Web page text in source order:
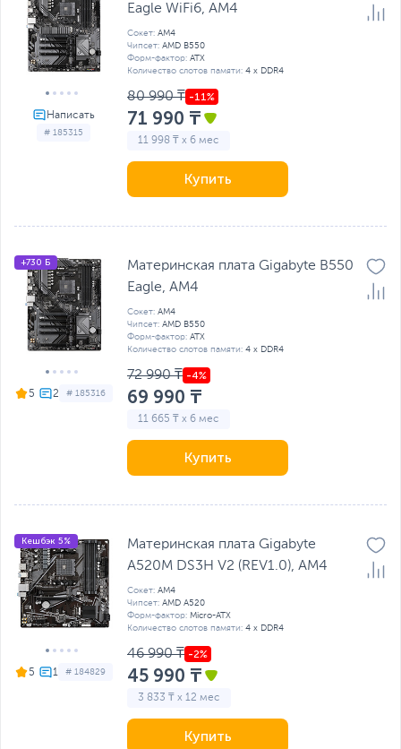
# 185315
Eagle WiFi6, AM4
Сокет: AM4
Чипсет: AMD B550
Форм-фактор: ATX
Количество слотов памяти: 4 x DDR4
80 990 ₸
71 990 ₸
11 998 ₸ x 6 мес
Купить
5 # 185316
+730 Б
Материнская плата Gigabyte B550
Eagle, AM4
Сокет: AM4
Чипсет: AMD B550
Форм-фактор: ATX
Количество слотов памяти: 4 x DDR4
72 990 ₸
69 990 ₸
11 665 ₸ x 6 мес
Купить
5 # 184829
Кешбэк 5%
Материнская плата Gigabyte
A520M DS3H V2 (REV1.0), AM4
Сокет: AM4
Чипсет: AMD A520
Форм-фактор: Micro-ATX
Количество слотов памяти: 4 x DDR4
46 990 ₸
45 990 ₸
3 833 ₸ x 12 мес
Купить